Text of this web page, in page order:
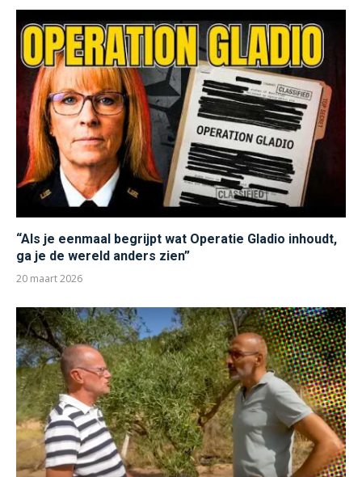
“Als je eenmaal begrijpt wat Operatie Gladio inhoudt,
ga je de wereld anders zien”
20 maart 2026